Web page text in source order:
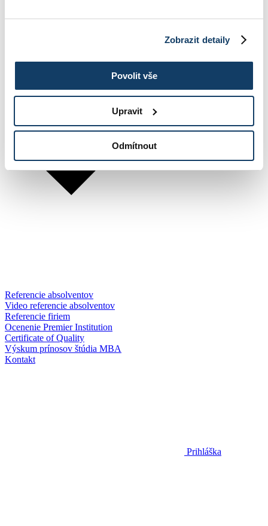
Zobrazit detaily
Povolit vše
Upravit
Odmítnout
Referencie absolventov
Video referencie absolventov
Referencie firiem
Ocenenie Premier Institution
Certificate of Quality
Výskum prínosov štúdia MBA
Kontakt
Prihláška